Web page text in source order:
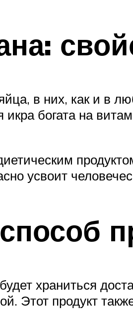
в них, как и в
икра богата на
усвоит
храниться
Этот продукт